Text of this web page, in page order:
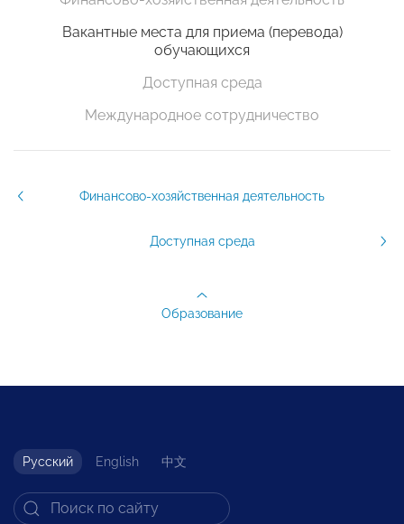
Вакантные места для приема (перевода)
обучающихся
Доступная среда
Международное сотрудничество
Финансово-хозяйственная деятельность
Доступная среда
Образование
Русский English 中文